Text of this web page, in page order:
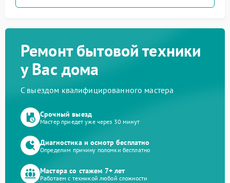
Ремонт бытовой техники
у Вас дома
С выездом квалифицированного мастера
Срочный выезд
Мастер приедет уже через 30 минут
Диагностика и осмотр бесплатно
Определим причину поломки бесплатно
Мастера со стажем 7+ лет
Работаем с техникой любой сложности